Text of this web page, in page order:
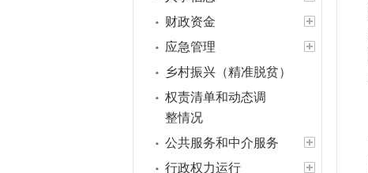
财政资金
应急管理
乡村振兴（精准脱贫）
权责清单和动态调
整情况
公共服务和中介服务
行政权力运行